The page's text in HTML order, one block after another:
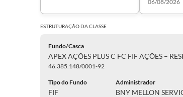
06/08/2026
ESTRUTURAÇÃO DACLASSE
Fundo/Casca
APEX AÇÕES PLUS C FC FIF AÇÕES –
46.385.148/0001-92
Tipo do Fundo
FIF
Administrador
BNY MELLON